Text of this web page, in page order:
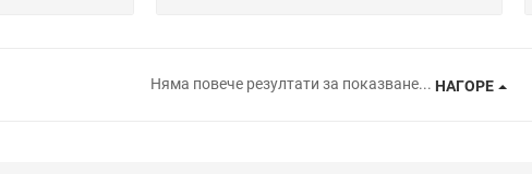
Няма повече резултати за показване... НАГОРЕ